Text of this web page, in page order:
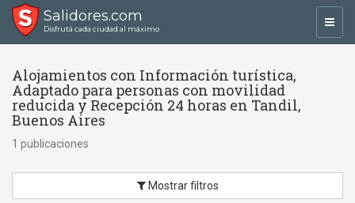
Salidores.com
Disfrutá cada ciudad al máximo
Alojamientos con Información turística,
Adaptado para personas con movilidad
reducida y Recepción 24 horas en Tandil,
Buenos Aires
1 publicaciones
Mostrar filtros